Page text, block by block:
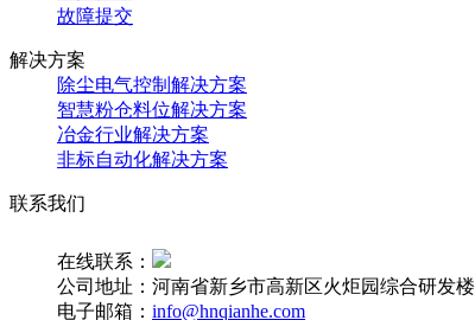
故障提交
解决方案
除尘电气控制解决方案
智慧粉仓料位解决方案
冶金行业解决方案
非标自动化解决方案
联系我们
在线联系：
公司地址：河南省新乡市高新区火炬园综合研发楼
电子邮箱： info@hnqianhe.com